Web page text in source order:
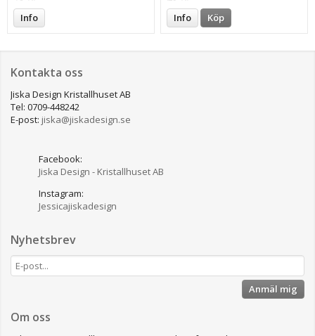
Info Info Köp
Kontakta oss
Jiska Design Kristallhuset AB
Tel: 0709-448242
E-post: jiska@jiskadesign.se
Facebook:
Jiska Design - Kristallhuset AB
Instagram:
Jessicajiskadesign
Nyhetsbrev
Anmäl mig
Om oss